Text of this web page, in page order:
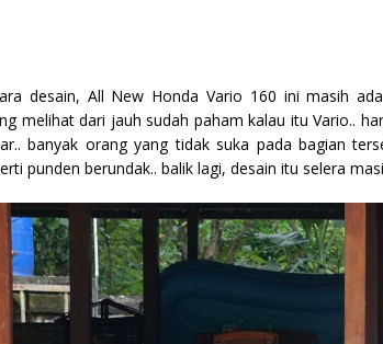
desain, All New Honda Vario 160 ini masih
melihat dari jauh sudah paham kalau itu Vario..
banyak orang yang tidak suka pada bagian
punden berundak.. balik lagi, desain itu selera